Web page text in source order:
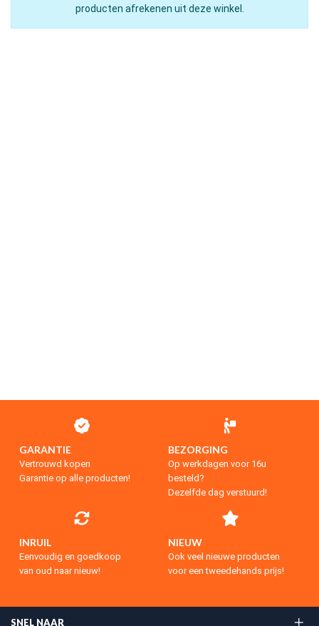
producten afrekenen uit deze winkel.
GARANTIE
Vertrouwd kopen
Garantie op alle producten!
BEZORGING
Op werkdagen voor 16u
besteld?
Dezelfde dag verstuurd!
INRUIL
Eenvoudig en goedkoop
van oud naar nieuw!
NIEUW
Ook veel nieuwe producten
voor een tweedehands prijs!
SNEL NAAR